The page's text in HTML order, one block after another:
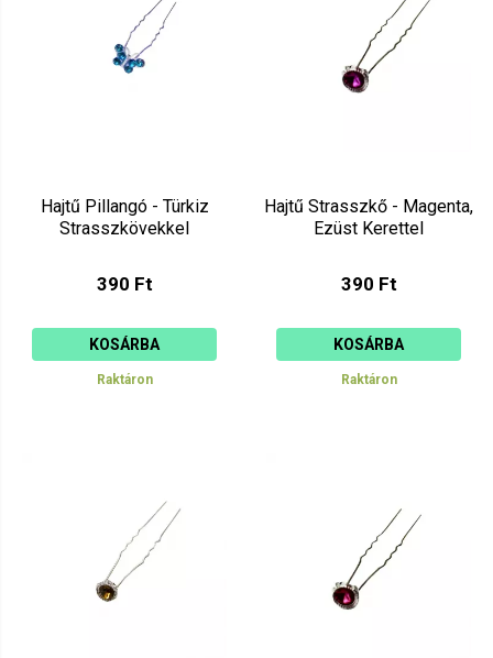
Hajtű Pillangó - Türkiz
Strasszkövekkel
390 Ft
KOSÁRBA
Raktáron
Hajtű Strasszkő - Magenta,
Ezüst Kerettel
390 Ft
KOSÁRBA
Raktáron